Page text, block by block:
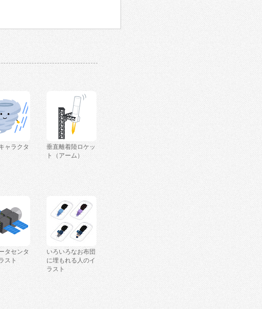
ャラクタ
垂直離着陸ロケッ
ト（アーム）
タセンタ
スト
いろいろなお布団
に埋もれる人のイ
ラスト